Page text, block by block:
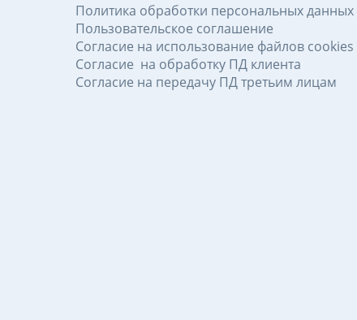
Политика обработки персональных данных
Пользовательское соглашение
Согласие на использование файлов cookies
Согласие на обработку ПД клиента
Согласие на передачу ПД третьим лицам